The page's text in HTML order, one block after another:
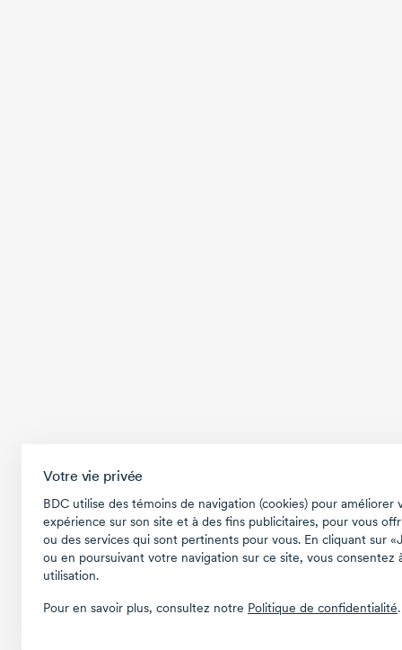
Votre vie privée
BDC utilise des témoins de navigation (cookies) pour améliorer
expérience sur son site et à des fins publicitaires, pour vous
ou des services qui sont pertinents pour vous. En cliquant sur
ou en poursuivant votre navigation sur ce site, vous consentez
utilisation.
Pour en savoir plus, consultez notre Politique de confidentialité.